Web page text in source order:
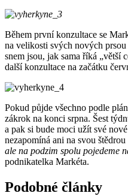
Během první konzultace se
na velikosti svých nových
snem jsou, jak sama říká „větší
další konzultace na začátku
Pokud půjde všechno podle
zákrok na konci srpna. Šest
a pak si bude moci užít své
nezapomíná ani na svou
ale na podzim spolu pojedeme
podnikatelka Markéta.
Podobné články